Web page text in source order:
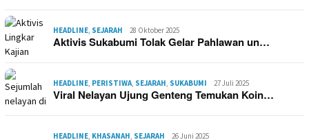
HEADLINE SEJARAH 28 Oktober 2025
Aktivis Sukabumi Tolak Gelar Pahlawan un…
HEADLINE PERISTIWA SEJARAH SUKABUMI 27 Juli 2025
Viral Nelayan Ujung Genteng Temukan Koin…
HEADLINE KHASANAH SEJARAH 26 Juni 2025